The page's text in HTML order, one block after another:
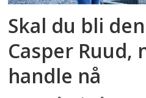
Skal du bli
Casper Ruud,
handle nå